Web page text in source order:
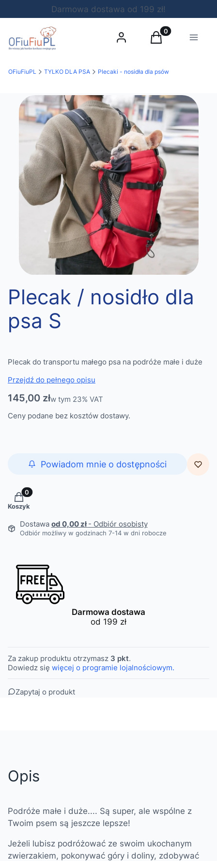
Darmowa dostawa od 199 zł!
Zaloguj sięProdukty w
Koszyk Menu
OFiuFiuPL TYLKO DLA PSA Plecaki - nosidła dla psów
Plecak / nosidło dla
psa S
Plecak do transportu małego psa na podróże małe i duże
Przejdź do pełnego opisu
Cena
145,00 złw tym 23% VAT
w tym 23% VAT
Ceny podane bez kosztów dostawy.
Powiadom mnie o dostępności
Produkty w koszyku: 0. Zobacz szczegóły
Koszyk
Dostawa od 0,00 zł- Odbiór osobisty
Odbiór możliwy w godzinach 7-14 w dni robocze
Darmowa dostawa
od 199 zł
Za zakup produktu otrzymasz 3 pkt.
Dowiedz się więcej o programie lojalnościowym.
Zapytaj o produkt
Opis
Podróże małe i duże.... Są super, ale wspólne z
Twoim psem są jeszcze lepsze!
Jeżeli lubisz podróżować ze swoim ukochanym
zwierzakiem, pokonywać góry i doliny, zdobywać